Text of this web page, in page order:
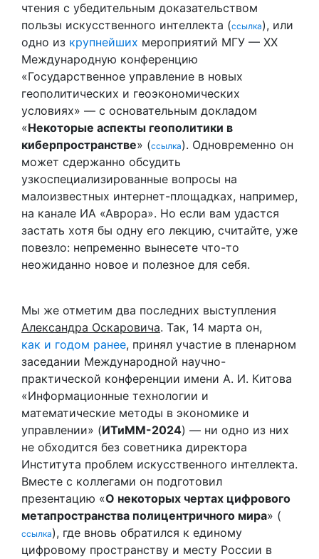
чтения с убедительным доказательством
пользы искусственного интеллекта (ссылка), или
одно из крупнейших мероприятий МГУ — XX
Международную конференцию
«Государственное управление в новых
геополитических и геоэкономических
условиях» — с основательным докладом
«Некоторые аспекты геополитики в
киберпространстве» (ссылка). Одновременно он
может сдержанно обсудить
узкоспециализированные вопросы на
малоизвестных интернет-площадках, например,
на канале ИА «Аврора». Но если вам удастся
застать хотя бы одну его лекцию, считайте, уже
повезло: непременно вынесете что-то
неожиданно новое и полезное для себя.
Мы же отметим два последних выступления
Александра Оскаровича. Так, 14 марта он,
как и годом ранее, принял участие в пленарном
заседании Международной научно-
практической конференции имени А. И. Китова
«Информационные технологии и
математические методы в экономике и
управлении» (ИТиММ-2024) — ни одно из них
не обходится без советника директора
Института проблем искусственного интеллекта.
Вместе с коллегами он подготовил
презентацию «О некоторых чертах цифрового
метапространства полицентричного мира» (
ссылка), где вновь обратился к единому
цифровому пространству и месту России в